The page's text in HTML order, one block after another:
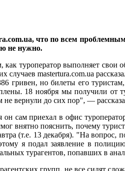
что по всем
не нужно.
туроператор выполняет свои
случаев mastertura.com.ua
гривен, но билеты его
18 ноября мы получили от
не вернули до сих пор", —
он сам приехал в офис
внятно пояснить, почему
(т.е. 13 декабря). "На вопрос,
я подал заявление в
турагентов, попавших в
групп, не все сидят